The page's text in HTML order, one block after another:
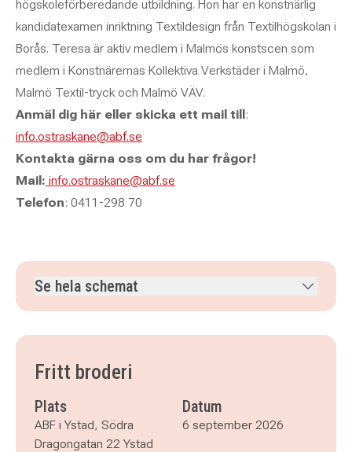
högskoleförberedande utbildning. Hon har en konstnärlig
kandidatexamen inriktning Textildesign från Textilhögskolan i
Borås. Teresa är aktiv medlem i Malmös konstscen som
medlem i Konstnärernas Kollektiva Verkstäder i Malmö,
Malmö Textil-tryck och Malmö VÄV.
Anmäl dig här eller skicka ett mail till:
info.ostraskane@abf.se
Kontakta gärna oss om du har frågor!
Mail: info.ostraskane@abf.se
Telefon: 0411-298 70
Se hela schemat
söndag 20 september 2026
söndag 27 september 2026
söndag 4 oktober 2026
klockan 10.30–12.00
söndag 11 oktober 2026
klockan 10.30–12.00
söndag 18 oktober 2026
klockan 10.30–12.00
Fritt broderi
Plats
ABF i Ystad, Södra
Dragongatan 22 Ystad
Datum
6 september 2026